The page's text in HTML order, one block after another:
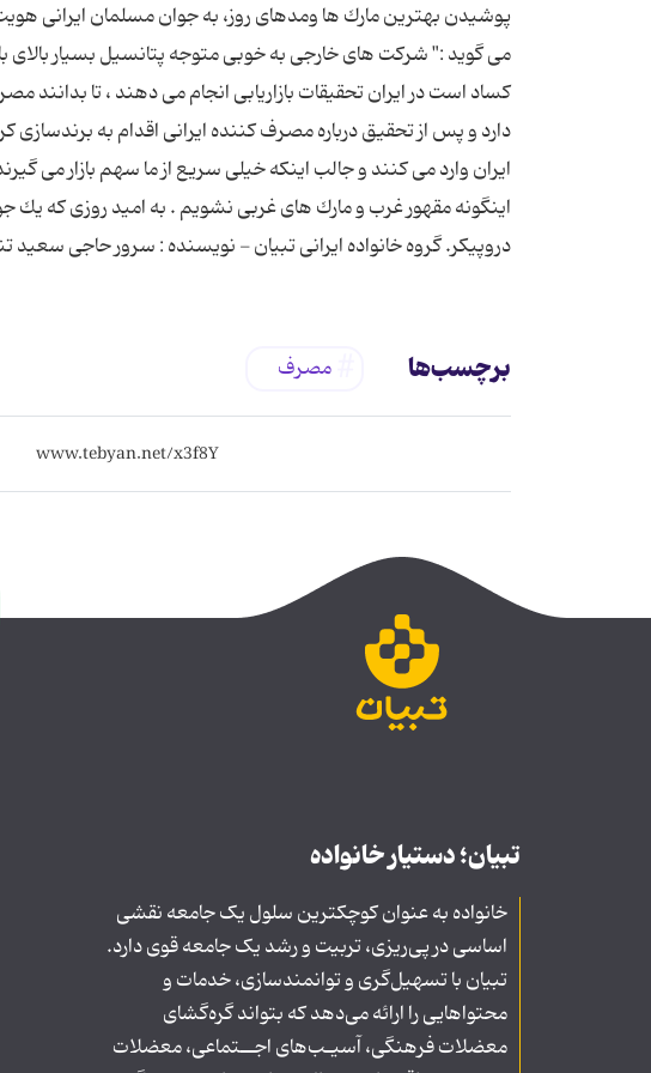
پوشیدن بهترین مارك ها ومدهای روز، به جوان مسلمان ایرانی
می گوید :" شرکت های خارجی به خوبی متوجه پتانسیل بسیار بالای
کساد است در ایران تحقیقات بازاریابی انجام می دهند ، تا
دارد و پس از تحقیق درباره مصرف کننده ایرانی اقدام به برندسازی
ایران وارد می کنند و جالب اینکه خیلی سریع از ما سهم بازار می
اینگونه مقهور غرب و مارك های غربی نشویم . به امید روزی كه یك
دروپیكر. گروه خانواده ایرانی تبیان - نویسنده : سرور حاجی سعید
برچسب‌ها مصرف
تبیان؛ دستیار خانواده
خانواده به عنوان کوچکترین سلول یک جامعه نقشی
اساسی در پی‌ریزی، تربیت و رشد یک جامعه قوی دارد.
تبیان با تسهیل‌گری و توانمندسازی، خدمات و
محتواهایی را ارائه می‌دهد که بتواند گره‌گشای
معضلات فرهنگی، آسیـب‌های اجــتماعی، معضلات